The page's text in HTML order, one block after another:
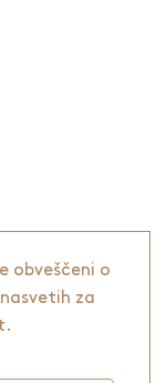
obveščeni o
za